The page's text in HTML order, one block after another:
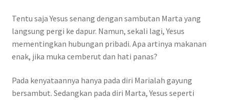
Tentu saja Yesus senang dengan sambutan Marta yang
langsung pergi ke dapur. Namun, sekali lagi, Yesus
mementingkan hubungan pribadi. Apa artinya makanan
enak, jika muka cemberut dan hati panas?
Pada kenyataannya hanya pada diri Marialah gayung
bersambut. Sedangkan pada diri Marta, Yesus seperti